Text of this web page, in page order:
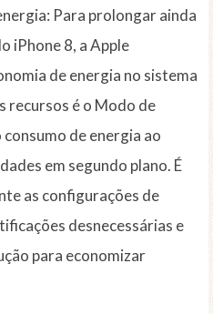
Para prolongar ainda
iPhone 8, a Apple
de energia no sistema
recursos é o Modo de
consumo de energia ao
em segundo plano. É
as configurações de
desnecessárias e
para economizar